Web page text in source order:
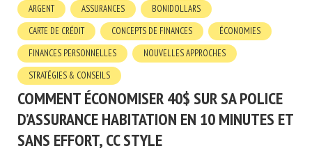
ARGENT ASSURANCES
BONIDOLLARS
CARTE DE CRÉDIT
CONCEPTS DE FINANCES
ÉCONOMIES
FINANCES PERSONNELLES
NOUVELLES APPROCHES
STRATÉGIES & CONSEILS
COMMENT ÉCONOMISER 40$ SUR SA POLICE
D’ASSURANCE HABITATION EN 10 MINUTES ET
SANS EFFORT, CC STYLE